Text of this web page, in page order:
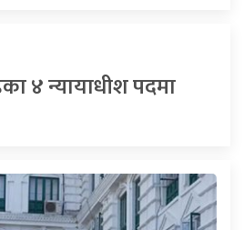
४ न्यायाधीश पदमा